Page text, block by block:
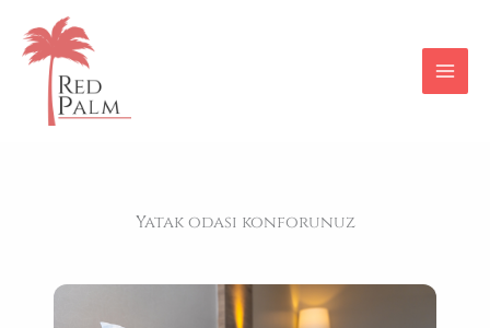
atla
Yatak odası konforunuz